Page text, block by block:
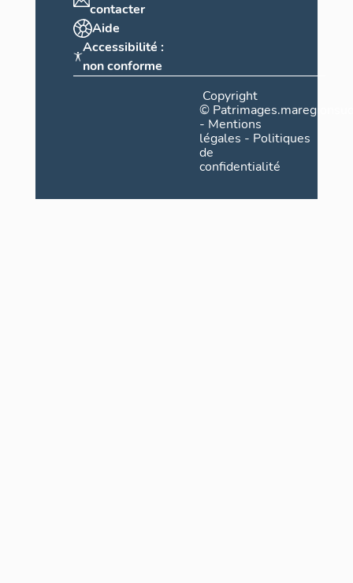
contacter
Aide
Accessibilité :
non conforme
Copyright
©
- Mentions
légales - Politiques
de
confidentialité